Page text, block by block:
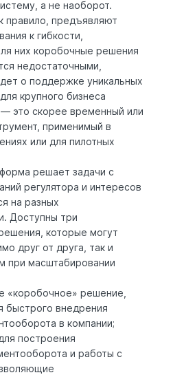
а не наоборот.
правило, предъявляют
к гибкости,
них коробочные решения
недостаточными,
о поддержке уникальных
крупного бизнеса
это скорее временный или
применимый в
или для пилотных
решает задачи с
регулятора и интересов
на разных
Доступны три
которые могут
друг от друга, так и
при масштабировании
«коробочное» решение,
быстрого внедрения
в компании;
построения
и работы с